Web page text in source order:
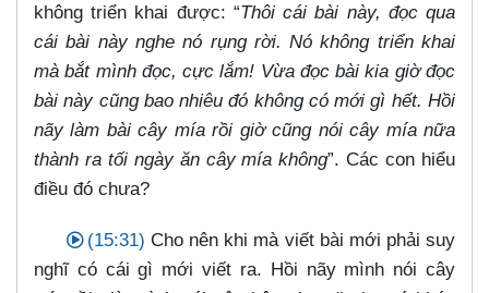
không triển khai được: “Thôi cái bài này, đọc qua
cái bài này nghe nó rụng rời. Nó không triển khai
mà bắt mình đọc, cực lắm! Vừa đọc bài kia giờ đọc
bài này cũng bao nhiêu đó không có mới gì hết. Hồi
nãy làm bài cây mía rồi giờ cũng nói cây mía nữa
thành ra tối ngày ăn cây mía không”. Các con hiểu
điều đó chưa?
(15:31) Cho nên khi mà viết bài mới phải suy
nghĩ có cái gì mới viết ra. Hồi nãy mình nói cây